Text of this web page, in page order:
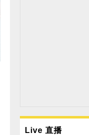
Live 直播